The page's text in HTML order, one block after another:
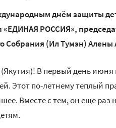
днём защиты
РОССИЯ»,
Собрания (Ил Тумэн) Алены
В первый день
Этот по-летнему теплый
Вместе с тем, он еще раз